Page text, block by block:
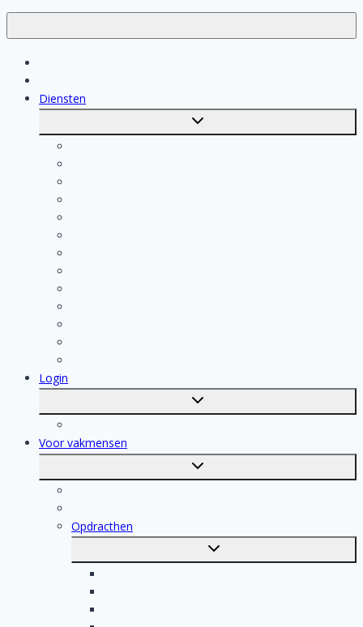
Diensten
Toggle
Login
Toggle
Voor vakmensen
Toggle
Opdracthen
Toggle